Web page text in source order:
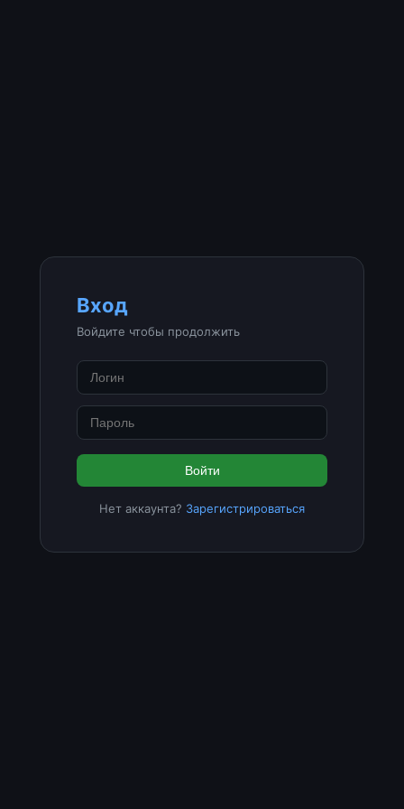
Вход
Войдите чтобы продолжить
Войти
Нет аккаунта? Зарегистрироваться